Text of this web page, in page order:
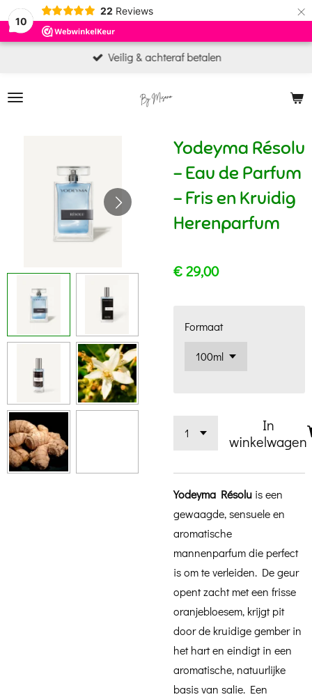
10
22 Reviews ×
Veilig & achteraf betalen
Yodeyma Résolu
- Eau de Parfum
- Fris en Kruidig
Herenparfum
€ 29,00
Formaat
In
winkelwagen
Yodeyma Résolu is een
gewaagde, sensuele en
aromatische
mannenparfum die perfect
is om te verleiden. De geur
opent zacht met een frisse
oranjebloesem, krijgt pit
door de kruidige gember in
het hart en eindigt in een
aromatische, natuurlijke
basis van salie. Een